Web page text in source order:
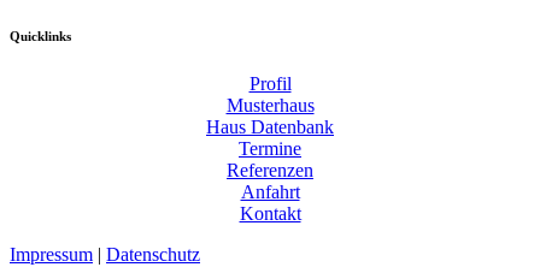
Quicklinks
Profil
Musterhaus
Haus Datenbank
Termine
Referenzen
Anfahrt
Kontakt
Impressum | Datenschutz